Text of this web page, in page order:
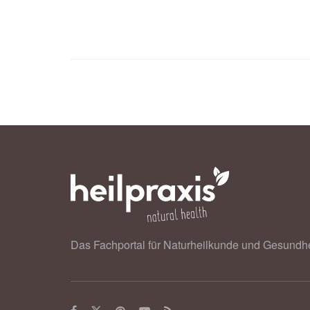
Das Fachportal für Naturheilkunde und